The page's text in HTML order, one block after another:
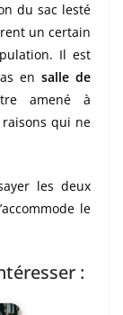
du sac lesté
un certain
Il est
en salle de
amené à
qui ne
les deux
le
: